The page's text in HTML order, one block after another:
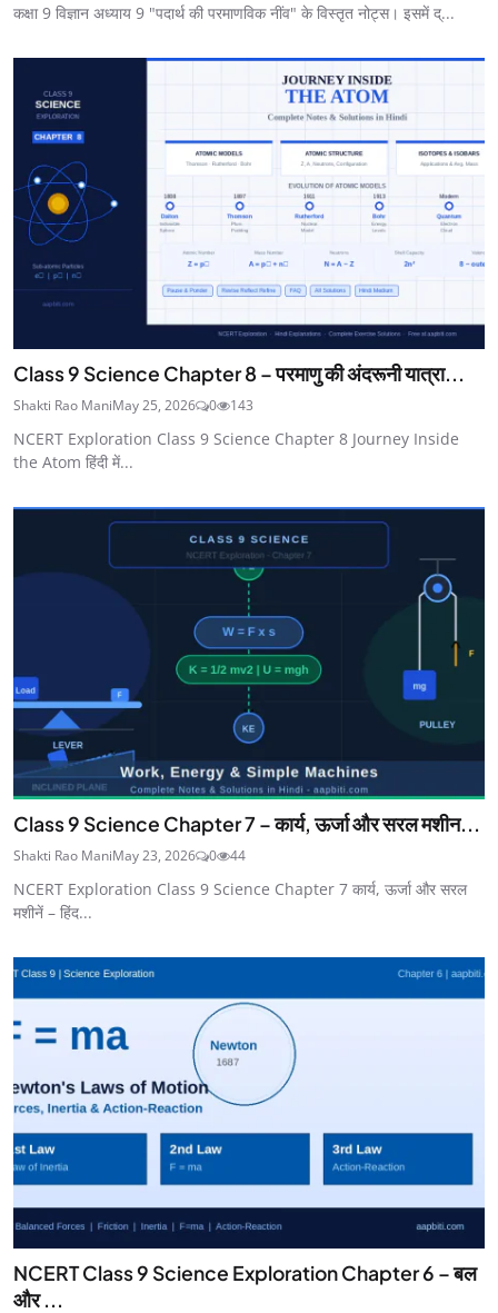
कक्षा 9 विज्ञान अध्याय 9 "पदार्थ की परमाणविक नींव" के विस्तृत नोट्स। इसमें द्...
Class 9 Science Chapter 8 – परमाणु की अंदरूनी यात्रा...
Shakti Rao ManiMay 25, 2026 0 143
NCERT Exploration Class 9 Science Chapter 8 Journey Inside
the Atom हिंदी में...
Class 9 Science Chapter 7 – कार्य, ऊर्जा और सरल मशीन...
Shakti Rao ManiMay 23, 2026 0 44
NCERT Exploration Class 9 Science Chapter 7 कार्य, ऊर्जा और सरल
मशीनें – हिंद...
NCERT Class 9 Science Exploration Chapter 6 – बल
और ...